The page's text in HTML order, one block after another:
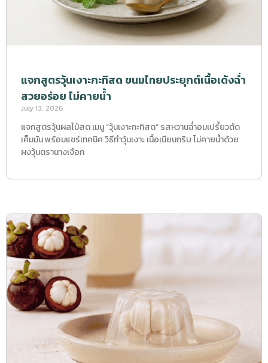
แจกสูตรวุ้นเงาะกะทิสด ขนมไทยประยุกต์เนื้อเด้งฉ่ำ
สวยอร่อย ไม่คายน้ำ
July 13, 2026
แจกสูตรวุ้นผลไม้สด เมนู “วุ้นเงาะกะทิสด” รสหวานฉ่ำอมเปรี้ยวตัด
เค็มมัน พร้อมแชร์เทคนิค วิธีทำวุ้นเงาะ เนื้อเนียนกริบ ไม่คายน้ำด้วย
ผงวุ้นตรานางเงือก